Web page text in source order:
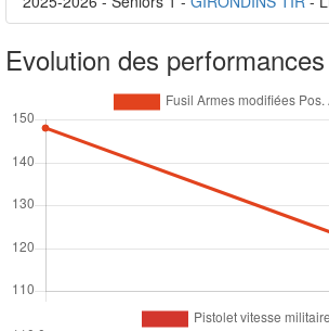
Evolution des performances